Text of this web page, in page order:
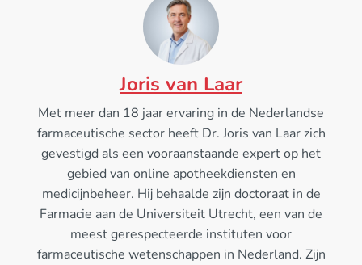
Joris van Laar
Met meer dan 18 jaar ervaring in de Nederlandse
farmaceutische sector heeft Dr. Joris van Laar zich
gevestigd als een vooraanstaande expert op het
gebied van online apotheekdiensten en
medicijnbeheer. Hij behaalde zijn doctoraat in de
Farmacie aan de Universiteit Utrecht, een van de
meest gerespecteerde instituten voor
farmaceutische wetenschappen in Nederland. Zijn